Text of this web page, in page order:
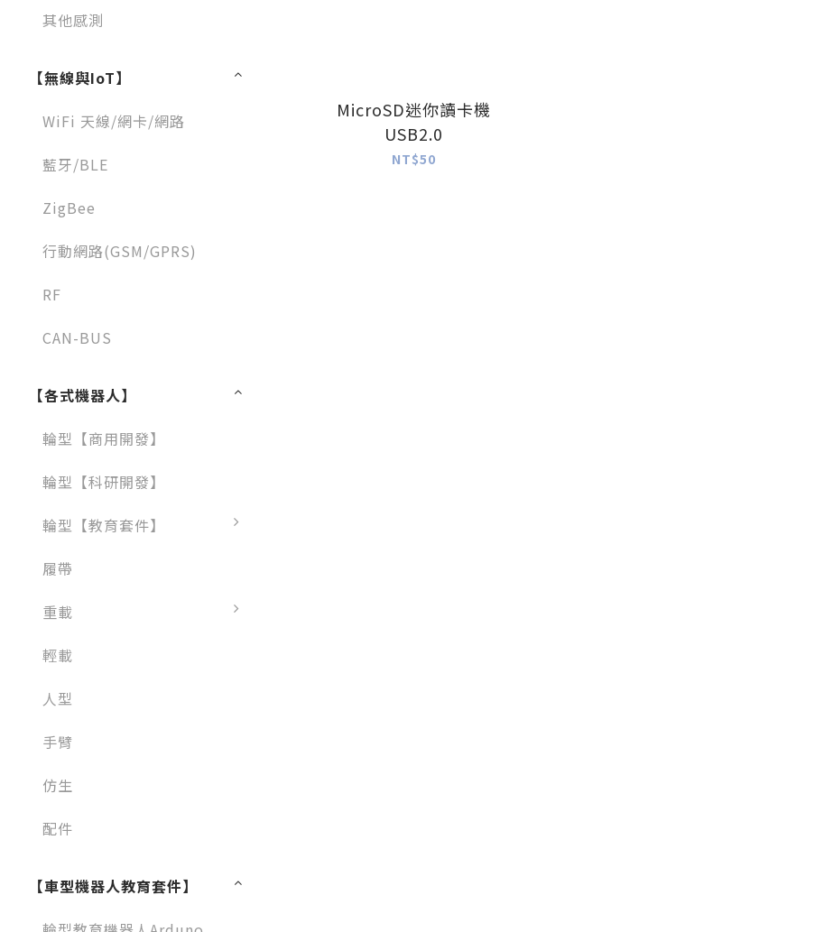
其他感測
【無線與IoT】
WiFi 天線/網卡/網路
藍牙/BLE
ZigBee
行動網路(GSM/GPRS)
RF
CAN-BUS
【各式機器人】
輪型【商用開發】
輪型【科研開發】
輪型【教育套件】
履帶
重載
輕載
人型
手臂
仿生
配件
【車型機器人教育套件】
MicroSD迷你讀卡機
USB2.0
NT$50